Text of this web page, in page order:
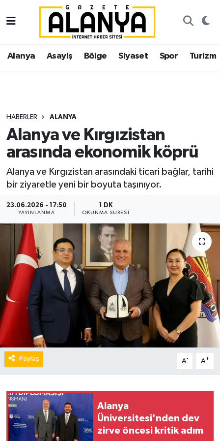
Alanya Asayiş Bölge Siyaset Spor Turizm
HABERLER ALANYA
Alanya ve Kırgızistan
arasında ekonomik köprü
Alanya ve Kırgızistan arasındaki ticari bağlar, tarihi
bir ziyaretle yeni bir boyuta taşınıyor.
23.06.2026 - 17:50
YAYINLANMA
1 DK
OKUNMA SÜRESI
Paylaş A- A+
Alanya
Üniversitesi'nden dev
zirve öncesi kritik adım
Alanya
Asayiş
Siyaset
Spor
Ekonomi
Gazipaşa
İstanbul Nöbetçi Eczaneler
İstanbul Hava Durumu
Süper Lig Puan Durumu ve Fikstür
Tüm Manşetler
Haber Arşivi